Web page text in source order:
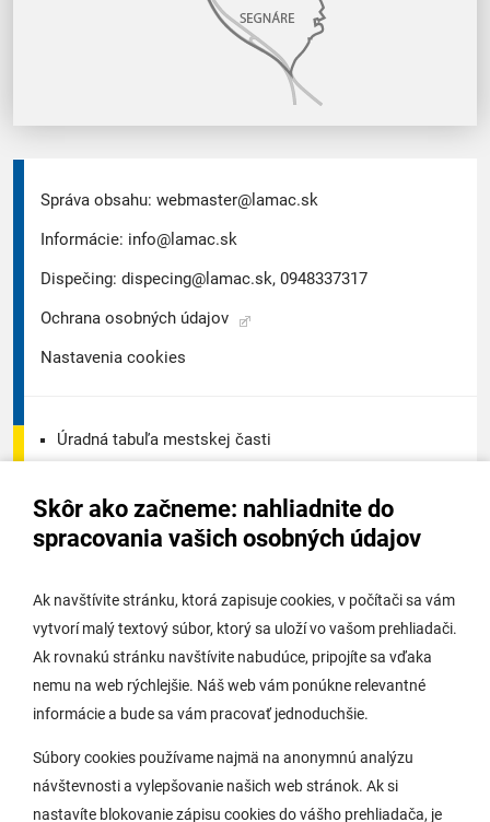
Skôr ako začneme: nahliadnite do
spracovania vašich osobných údajov
Ak navštívite stránku, ktorá zapisuje cookies, v počítači sa vám
vytvorí malý textový súbor, ktorý sa uloží vo vašom prehliadači.
Ak rovnakú stránku navštívite nabudúce, pripojíte sa vďaka
nemu na web rýchlejšie. Náš web vám ponúkne relevantné
informácie a bude sa vám pracovať jednoduchšie.
Súbory cookies používame najmä na anonymnú analýzu
návštevnosti a vylepšovanie našich web stránok. Ak si
nastavíte blokovanie zápisu cookies do vášho prehliadača, je
Správa obsahu: webmaster@lamac.sk
Informácie: info@lamac.sk
Dispečing: dispecing@lamac.sk, 0948337317
Ochrana osobných údajov
Nastavenia cookies
Úradná tabuľa mestskej časti
Úradná tabuľa stavebného úradu
Potrebujem vybaviť
Samospráva
O Lamači